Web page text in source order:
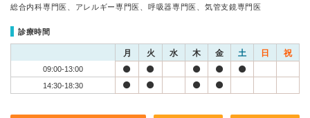
総合内科専門医、アレルギー専門医、呼吸器専門医、気管支鏡専門医
診療時間
月 火 水 木 金 土 日 祝
09:00-13:00
14:30-18:30